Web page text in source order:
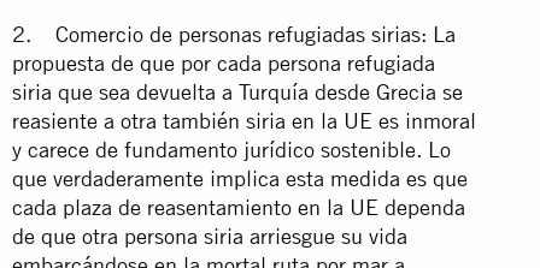
2. Comercio de personas refugiadas sirias: La
propuesta de que por cada persona refugiada
siria que sea devuelta a Turquía desde Grecia se
reasiente a otra también siria en la UE es inmoral
y carece de fundamento jurídico sostenible. Lo
que verdaderamente implica esta medida es que
cada plaza de reasentamiento en la UE dependa
de que otra persona siria arriesgue su vida